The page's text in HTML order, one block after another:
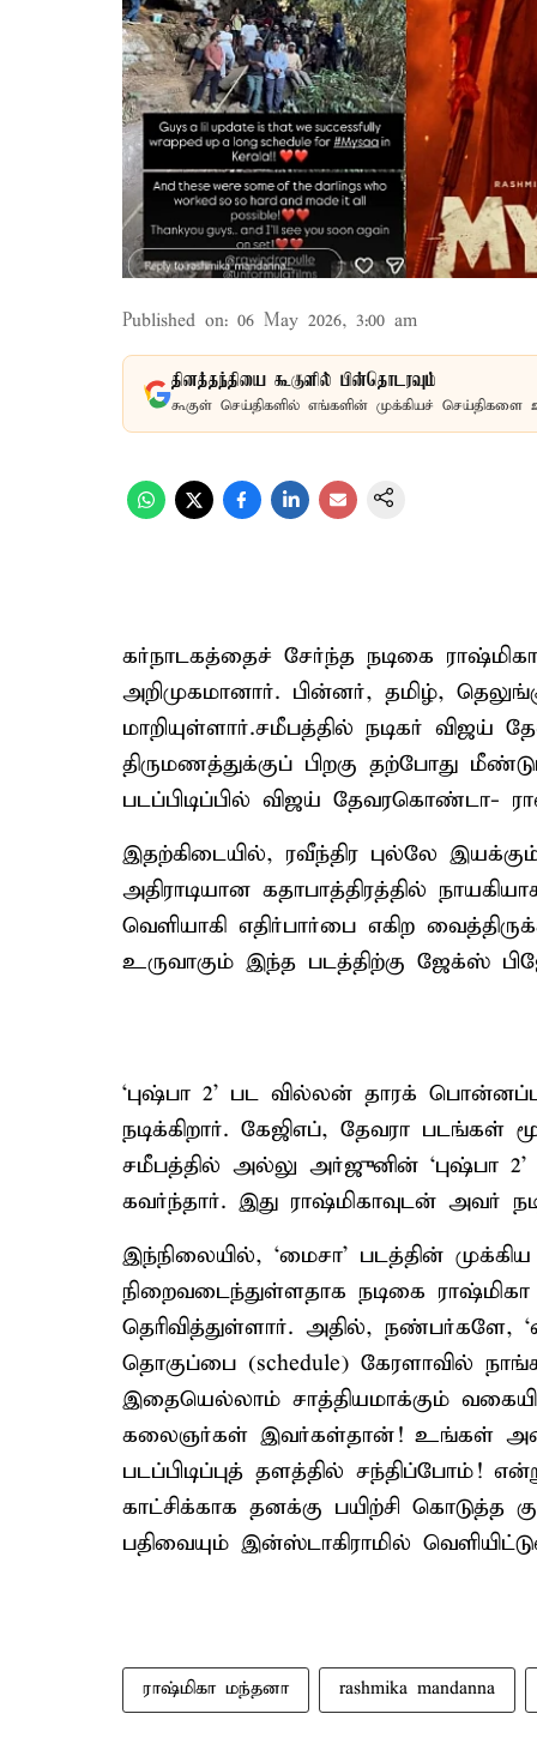
Published on: 06 May 2026, 3:00 am
தினத்தந்தியை கூகுளில் பின்தொடரவும்
கூகுள் செய்திகளில் எங்களின் முக்கியச் செய்திகளை
கர்நாடகத்தைச் சேர்ந்த நடிகை
அறிமுகமானார். பின்னர், தமிழ்,
மாறியுள்ளார்.சமீபத்தில் நடிகர்
திருமணத்துக்குப் பிறகு தற்போது
படப்பிடிப்பில் விஜய் தேவரகொண்டா-
இதற்கிடையில், ரவீந்திர புல்லே
அதிராடியான கதாபாத்திரத்தில்
வெளியாகி எதிர்பார்பை எகிற
உருவாகும் இந்த படத்திற்கு ஜேக்ஸ்
‘புஷ்பா 2’ பட வில்லன் தாரக்
நடிக்கிறார். கேஜிஎப், தேவரா
சமீபத்தில் அல்லு அர்ஜுனின் ‘புஷ்பா
கவர்ந்தார். இது ராஷ்மிகாவுடன் அவர்
இந்நிலையில், ‘மைசா’ படத்தின்
நிறைவடைந்துள்ளதாக நடிகை
தெரிவித்துள்ளார். அதில், நண்பர்களே,
தொகுப்பை (schedule) கேரளாவில்
இதையெல்லாம் சாத்தியமாக்கும்
கலைஞர்கள் இவர்கள்தான்! உங்கள்
படப்பிடிப்புத் தளத்தில் சந்திப்போம்!
காட்சிக்காக தனக்கு பயிற்சி கொடுத்த
பதிவையும் இன்ஸ்டாகிராமில்
ராஷ்மிகா மந்தனா rashmika mandanna